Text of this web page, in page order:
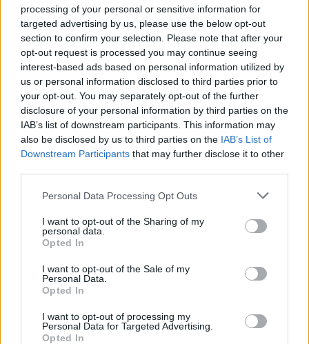
processing of your personal or sensitive information for
targeted advertising by us, please use the below opt-out
section to confirm your selection. Please note that after your
opt-out request is processed you may continue seeing
interest-based ads based on personal information utilized by
us or personal information disclosed to third parties prior to
your opt-out. You may separately opt-out of the further
disclosure of your personal information by third parties on the
IAB’s list of downstream participants. This information may
also be disclosed by us to third parties on the IAB’s List of
Downstream Participants that may further disclose it to other
Personal Data Processing Opt Outs
I want to opt-out of the Sharing of my
personal data.
Opted In
I want to opt-out of the Sale of my
Personal Data.
Opted In
I want to opt-out of processing my
Personal Data for Targeted Advertising.
Opted In
entre vos dalles
Histoiredemaison
Voir tous les articles de
Histoiredemaison →